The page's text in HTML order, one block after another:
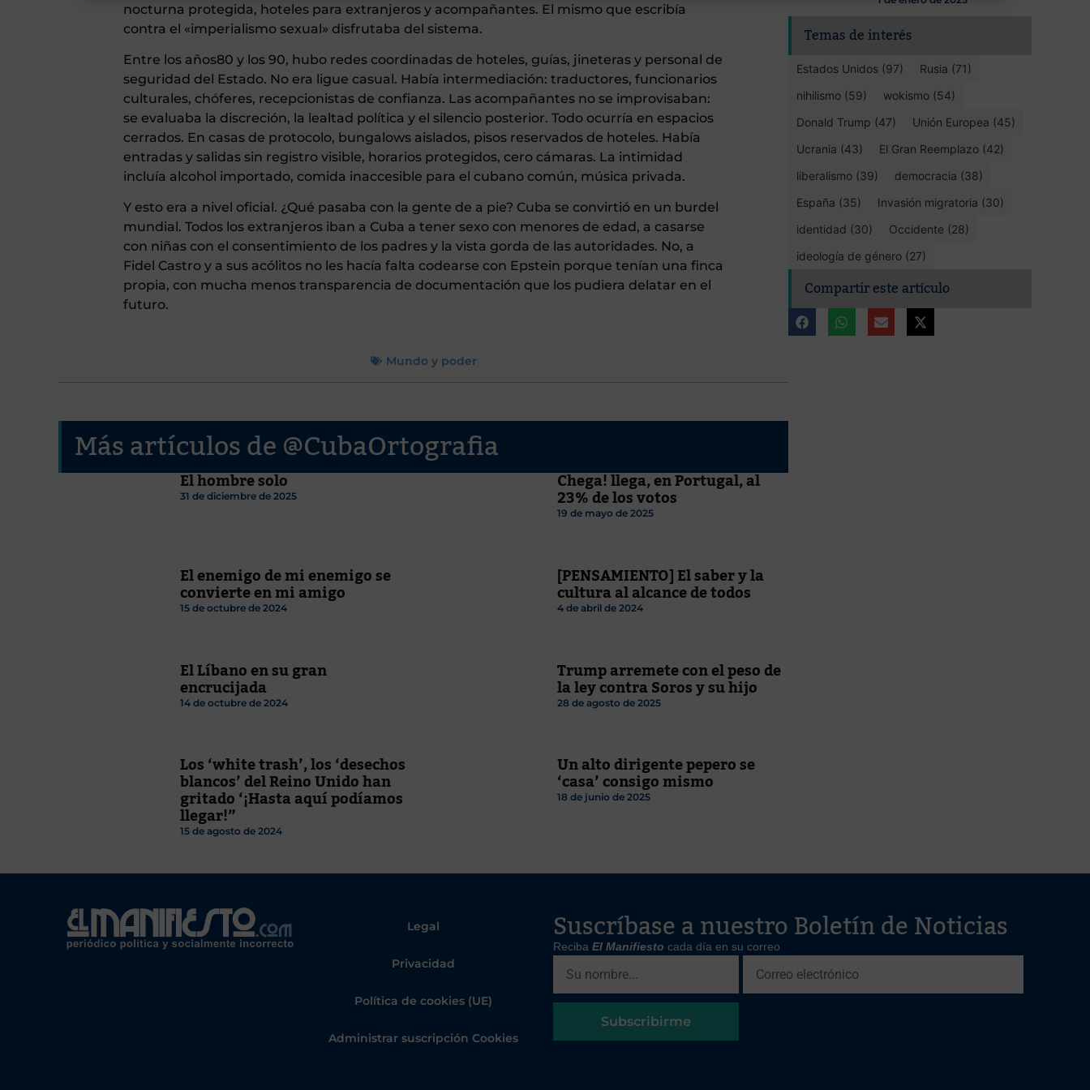
nocturna protegida, hoteles para extranjeros y acompañantes. El mismo que escribía
contra el «imperialismo sexual» disfrutaba del sistema.
Entre los años80 y los 90, hubo redes coordinadas de hoteles, guías, jineteras y personal de
seguridad del Estado. No era ligue casual. Había intermediación: traductores, funcionarios
culturales, chóferes, recepcionistas de confianza. Las acompañantes no se improvisaban:
se evaluaba la discreción, la lealtad política y el silencio posterior. Todo ocurría en espacios
cerrados. En casas de protocolo, bungalows aislados, pisos reservados de hoteles. Había
entradas y salidas sin registro visible, horarios protegidos, cero cámaras. La intimidad
incluía alcohol importado, comida inaccesible para el cubano común, música privada.
Y esto era a nivel oficial. ¿Qué pasaba con la gente de a pie? Cuba se convirtió en un burdel
mundial. Todos los extranjeros iban a Cuba a tener sexo con menores de edad, a casarse
con niñas con el consentimiento de los padres y la vista gorda de las autoridades. No, a
Fidel Castro y a sus acólitos no les hacía falta codearse con Epstein porque tenían una finca
propia, con mucha menos transparencia de documentación que los pudiera delatar en el
futuro.
Mundo y poder
Más artículos de @CubaOrtografia
El hombre solo
31 de diciembre de 2025
Chega! llega, en Portugal, al
23% de los votos
19 de mayo de 2025
El enemigo de mi enemigo se
convierte en mi amigo
15 de octubre de 2024
[PENSAMIENTO] El saber y la
cultura al alcance de todos
4 de abril de 2024
El Líbano en su gran
encrucijada
14 de octubre de 2024
Trump arremete con el peso de
la ley contra Soros y su hijo
28 de agosto de 2025
Los ‘white trash’, los ‘desechos
blancos’ del Reino Unido han
gritado ‘¡Hasta aquí podíamos
llegar!”
15 de agosto de 2024
Un alto dirigente pepero se
‘casa’ consigo mismo
18 de junio de 2025
Temas de interés
Estados Unidos (97)
Rusia (71)
nihilismo (59)
wokismo (54)
Donald Trump (47)
Unión Europea (45)
Ucrania (43)
El Gran Reemplazo (42)
liberalismo (39)
democracia (38)
España (35)
Invasión migratoria (30)
identidad (30)
Occidente (28)
ideología de género (27)
Compartir este artículo
Legal
Privacidad
Política de cookies (UE)
Administrar suscripción Cookies
Suscríbase a nuestro Boletín de Noticias
Reciba El Manifiesto cada día en su correo
Subscribirme